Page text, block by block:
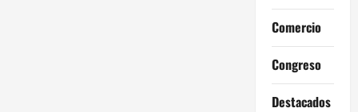
Comercio
Congreso
Destacados